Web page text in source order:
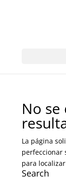
No
La página
perfeccionar
para
Search